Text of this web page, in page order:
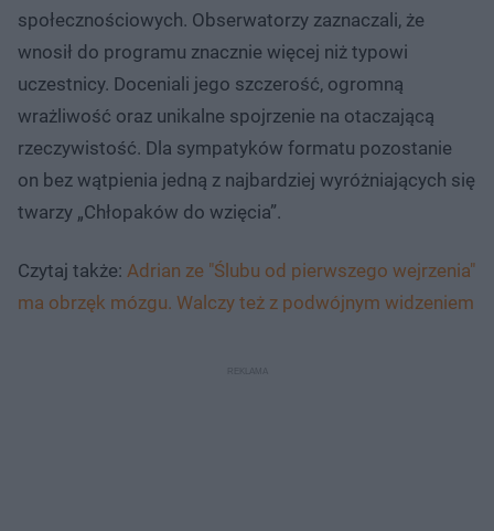
społecznościowych. Obserwatorzy zaznaczali, że
wnosił do programu znacznie więcej niż typowi
uczestnicy. Doceniali jego szczerość, ogromną
wrażliwość oraz unikalne spojrzenie na otaczającą
rzeczywistość. Dla sympatyków formatu pozostanie
on bez wątpienia jedną z najbardziej wyróżniających się
twarzy „Chłopaków do wzięcia”.
Czytaj także: Adrian ze "Ślubu od pierwszego wejrzenia"
ma obrzęk mózgu. Walczy też z podwójnym widzeniem